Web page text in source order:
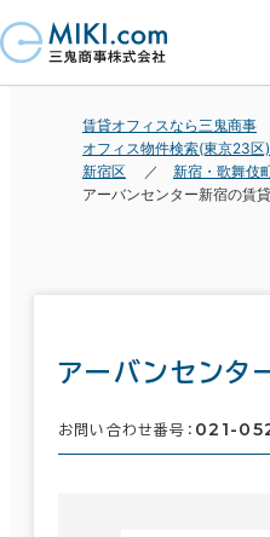
賃貸オフィスなら三鬼商事
オフィス物件検索(東京23区
新宿区
新宿・歌舞伎
アーバンセンター新宿の賃
アーバンセンタ
お問い合わせ番号： 021-